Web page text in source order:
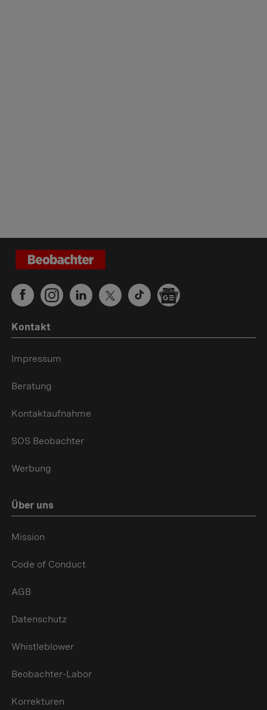
Kontakt
Impressum
Beratung
Kontaktaufnahme
SOS Beobachter
Werbung
Über uns
Mission
Code of Conduct
AGB
Datenschutz
Whistleblower
Beobachter-Labor
Korrekturen